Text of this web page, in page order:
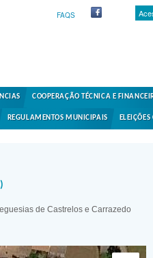
FAQS
COOPERAÇÃO TÉCNICA E
REGULAMENTOS MUNICIPAIS ELEIÇÕES
de Castrelos e Carrazedo